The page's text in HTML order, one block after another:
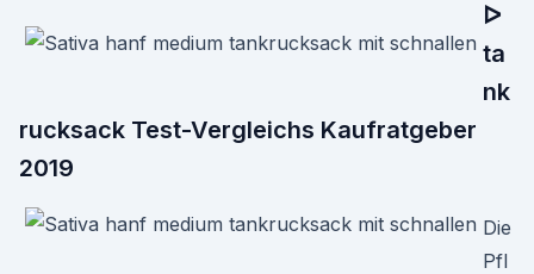
ᐅ
ta
nk
rucksack Test-Vergleichs Kaufratgeber
2019
Die
Pfl